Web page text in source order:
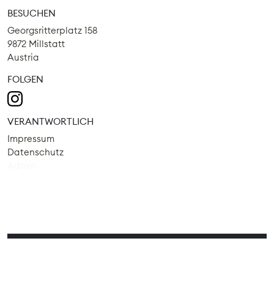
BESUCHEN
Georgsritterplatz 158
9872 Millstatt
Austria
FOLGEN
VERANTWORTLICH
Impressum
Datenschutz